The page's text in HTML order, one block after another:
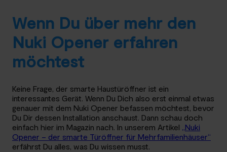
Wenn Du über mehr den
Nuki Opener erfahren
möchtest
Keine Frage, der smarte Haustüröffner ist ein
interessantes Gerät. Wenn Du Dich also erst einmal etwas
genauer mit dem Nuki Opener befassen möchtest, bevor
Du Dir dessen Installation anschaust. Dann schau doch
einfach hier im Magazin nach. In unserem Artikel „Nuki
Opener – der smarte Türöffner für Mehrfamilienhäuser“
erfährst Du alles, was Du wissen musst.